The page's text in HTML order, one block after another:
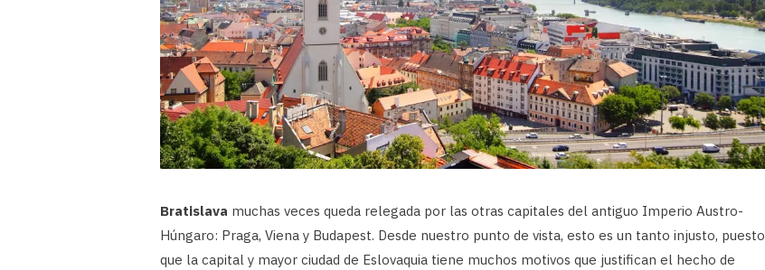
Bratislava muchas veces queda relegada por las otras capitales del antiguo Imperio Austro-
Húngaro: Praga, Viena y Budapest. Desde nuestro punto de vista, esto es un tanto injusto, puesto
que la capital y mayor ciudad de Eslovaquia tiene muchos motivos que justifican el hecho de